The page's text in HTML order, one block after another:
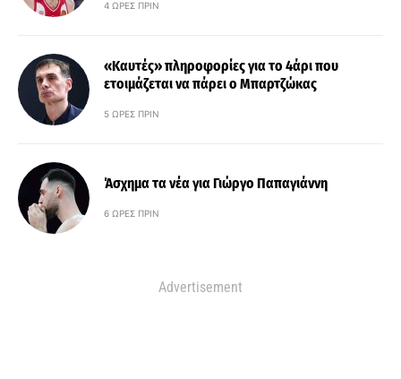
4 ΏΡΕΣ ΠΡΙΝ
«Καυτές» πληροφορίες για το 4άρι που
ετοιμάζεται να πάρει ο Μπαρτζώκας
5 ΏΡΕΣ ΠΡΙΝ
Άσχημα τα νέα για Γιώργο Παπαγιάννη
6 ΏΡΕΣ ΠΡΙΝ
Advertisement